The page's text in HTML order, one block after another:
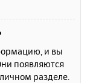
и вы
появляются
разделе.